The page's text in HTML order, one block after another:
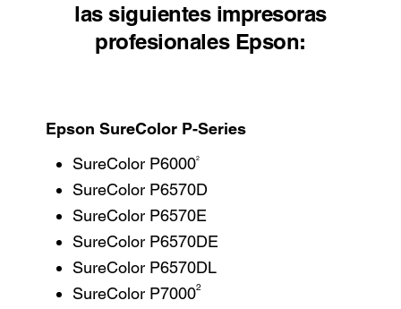
las siguientes impresoras
profesionales Epson:
Epson SureColor P-Series
SureColor P60002
SureColor P6570D
SureColor P6570E
SureColor P6570DE
SureColor P6570DL
SureColor P70002